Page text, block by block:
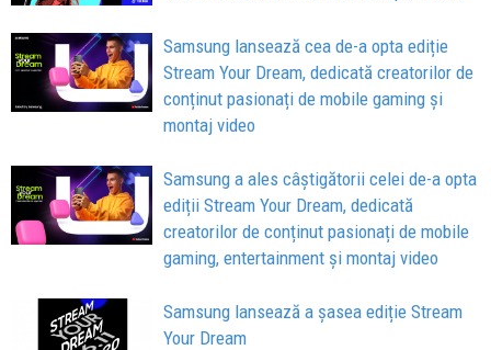
Samsung lansează cea de-a opta ediție
Stream Your Dream, dedicată creatorilor de
conținut pasionați de mobile gaming și
montaj video
Samsung a ales câștigătorii celei de-a opta
ediții Stream Your Dream, dedicată
creatorilor de conținut pasionați de mobile
gaming, entertainment și montaj video
Samsung lansează a șasea ediție Stream
Your Dream